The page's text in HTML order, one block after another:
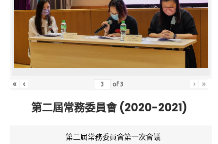
« ‹ of3 › »
第二屆常務委員會 (2020-2021)
第二屆常務委員會第一次會議